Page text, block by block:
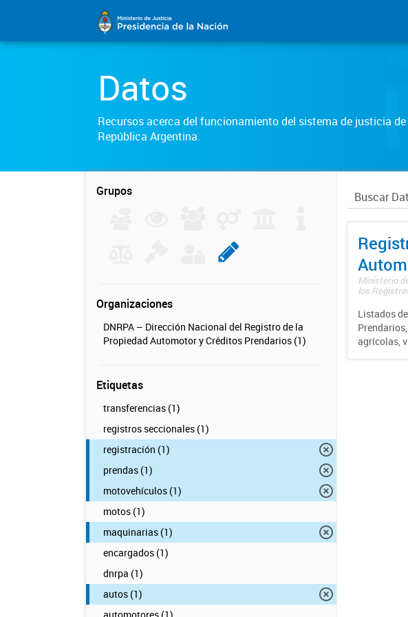
Datos
Recursos acerca del funcionamiento del sistema de justicia de
República Argentina.
Grupos
Organizaciones
DNRPA – Dirección Nacional del Registro de la
Propiedad Automotor y Créditos Prendarios (1)
Etiquetas
transferencias (1)
registros seccionales (1)
registración (1)
prendas (1)
motovehículos (1)
motos (1)
maquinarias (1)
encargados (1)
dnrpa (1)
autos (1)
Ministerio
los
Listados
agrícolas,